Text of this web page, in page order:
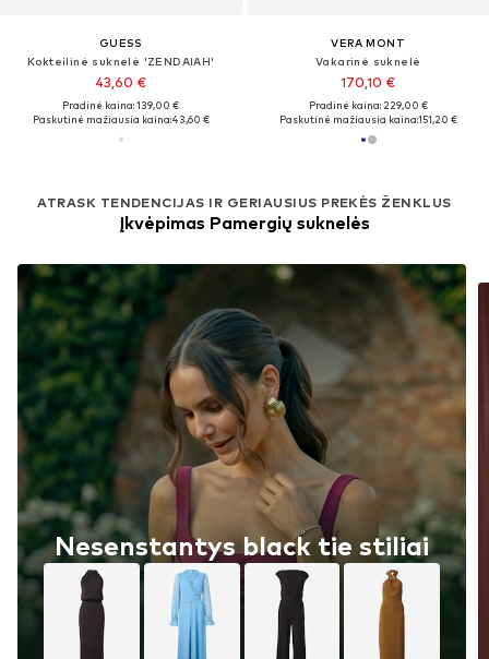
GUESS
Kokteilinė suknelė 'ZENDAIAH'
43,60 €
Pradinė kaina: 139,00 €
Paskutinė mažiausia kaina:43,60 €
VERA MONT
Vakarinė suknelė
170,10 €
Pradinė kaina: 229,00 €
Paskutinė mažiausia kaina:151,20 €
ATRASK TENDENCIJAS IR GERIAUSIUS PREKĖS ŽENKLUS
Įkvėpimas Pamergių suknelės
Nesenstantys black tie stiliai